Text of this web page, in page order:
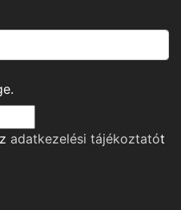
adatkezelési tájékoztatót